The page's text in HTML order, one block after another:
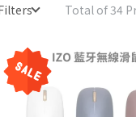
Total of 34